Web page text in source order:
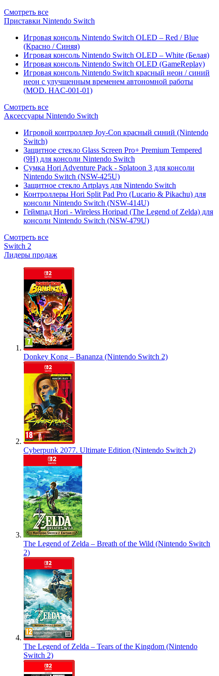
Смотреть все
Приставки Nintendo Switch
Игровая консоль Nintendo Switch OLED – Red / Blue
(Красно / Синяя)
Игровая консоль Nintendo Switch OLED – White (Белая)
Игровая консоль Nintendo Switch OLED (GameReplay)
Игровая консоль Nintendo Switch красный неон / синий
неон с улучшенным временем автономной работы
(MOD. HAC-001-01)
Смотреть все
Аксессуары Nintendo Switch
Игровой контроллер Joy-Con красный синий (Nintendo
Switch)
Защитное стекло Glass Screen Pro+ Premium Tempered
(9H) для консоли Nintendo Switch
Сумка Hori Adventure Pack - Splatoon 3 для консоли
Nintendo Switch (NSW-425U)
Защитное стекло Artplays для Nintendo Switch
Контроллеры Hori Split Pad Pro (Lucario & Pikachu) для
консоли Nintendo Switch (NSW-414U)
Геймпад Hori - Wireless Horipad (The Legend of Zelda) для
консоли Nintendo Switch (NSW-479U)
Смотреть все
Switch 2
Лидеры продаж
Donkey Kong – Bananza (Nintendo Switch 2)
Cyberpunk 2077. Ultimate Edition (Nintendo Switch 2)
The Legend of Zelda – Breath of the Wild (Nintendo Switch
2)
The Legend of Zelda – Tears of the Kingdom (Nintendo
Switch 2)